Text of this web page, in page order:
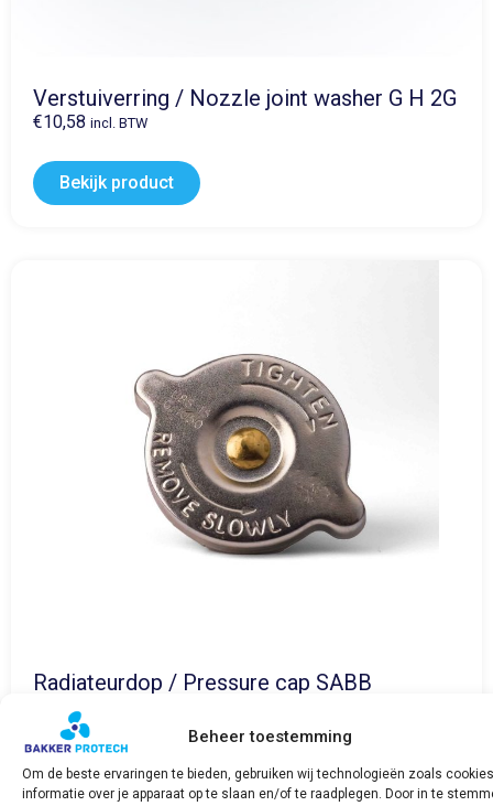
Beheer toestemming
Om de beste ervaringen te bieden, gebruiken wij technologieën zoals
informatie over je apparaat op te slaan en/of te raadplegen. Door in te
Verstuiverring / Nozzle joint washer G H 2G
€10,58 incl. BTW
Bekijk product
Radiateurdop / Pressure cap SABB
Bekijk product